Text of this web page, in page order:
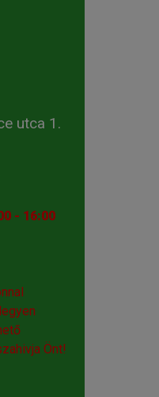
utca 1.
- 16:00
Önt!